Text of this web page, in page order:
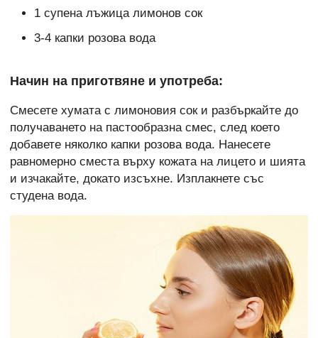
1 супена лъжица лимонов сок
3-4 капки розова вода
Начин на приготвяне и употреба:
Смесете хумата с лимоновия сок и разбъркайте до
получаването на пастообразна смес, след което
добавете няколко капки розова вода. Нанесете
равномерно сместа върху кожата на лицето и шията
и изчакайте, докато изсъхне. Изплакнете със
студена вода.